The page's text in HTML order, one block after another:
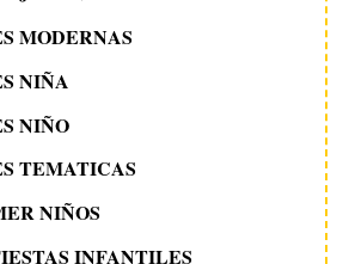
MODERNAS
NIÑA
NIÑO
TEMATICAS
NIÑOS
INFANTILES